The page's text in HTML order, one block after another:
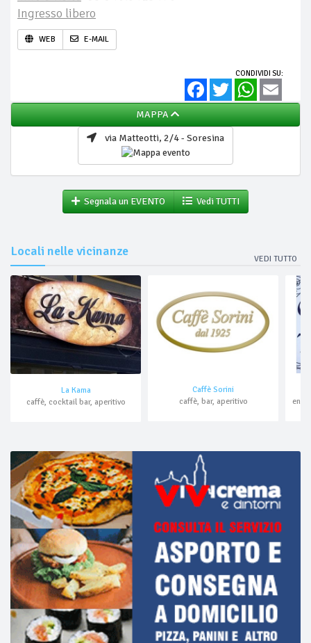
Ingresso libero
WEB E-MAIL
CONDIVIDI SU:
FacebookTwitter WhatsApp
MAPPA
via Matteotti, 2/4 - Soresina
Segnala un EVENTO Vedi TUTTI
Locali nelle vicinanze
VEDI TUTTO
La Kama
caffè, cocktail bar, aperitivo
Caffè Sorini
caffè, bar, aperitivo